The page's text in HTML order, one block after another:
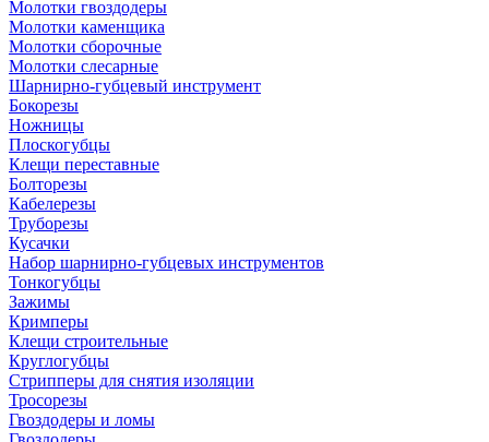
Молотки гвоздодеры
Молотки каменщика
Молотки сборочные
Молотки слесарные
Шарнирно-губцевый инструмент
Бокорезы
Ножницы
Плоскогубцы
Клещи переставные
Болторезы
Кабелерезы
Труборезы
Кусачки
Набор шарнирно-губцевых инструментов
Тонкогубцы
Зажимы
Кримперы
Клещи строительные
Круглогубцы
Стрипперы для снятия изоляции
Тросорезы
Гвоздодеры и ломы